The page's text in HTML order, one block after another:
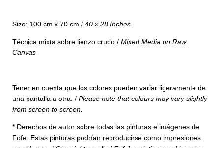
Size: 100 cm x 70 cm / 40 x 28 Inches
Técnica mixta sobre lienzo crudo / Mixed Media on Raw
Canvas
Tener en cuenta que los colores pueden variar ligeramente de
una pantalla a otra. / Please note that colours may vary slightly
from screen to screen.
* Derechos de autor sobre todas las pinturas e imágenes de
Fofe. Estas pinturas podrían reproducirse como impresiones